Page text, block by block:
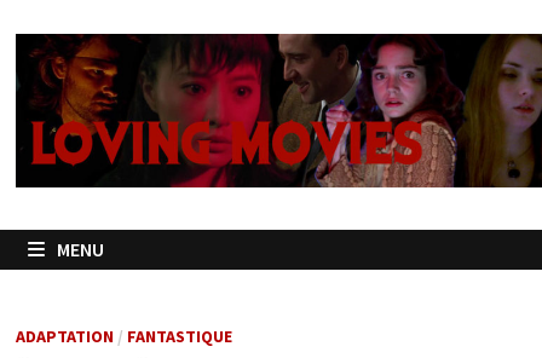
contenu
MENU
ADAPTATION/ FANTASTIQUE